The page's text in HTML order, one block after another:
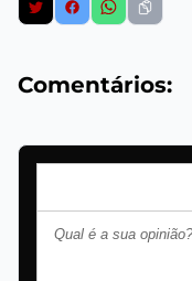
Comentários: